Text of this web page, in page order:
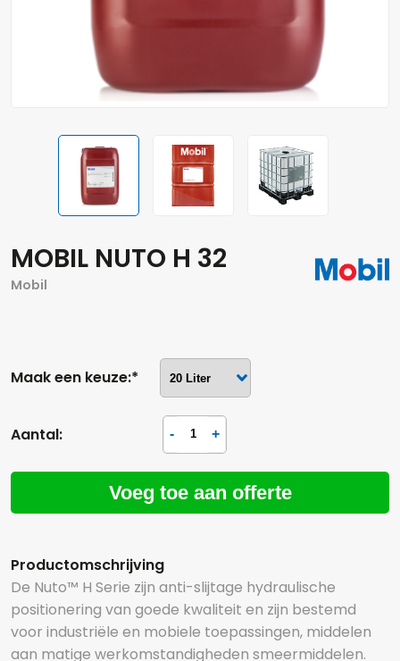
MOBIL NUTO H 32
Mobil
Maak een keuze:*
Aantal:
Voeg toe aan offerte
Productomschrijving
De Nuto™ H Serie zijn anti-slijtage hydraulische
positionering van goede kwaliteit en zijn bestemd
voor industriële en mobiele toepassingen, middelen
aan matige werkomstandigheden smeermiddelen.